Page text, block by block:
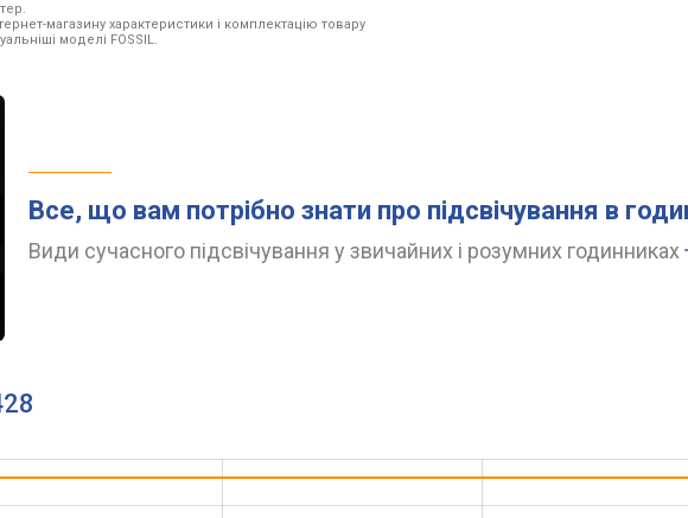
магазину характеристики і комплектацію товару
моделі FOSSIL.
Все, що вам потрібно знати про підсвічування в
Види сучасного підсвічування у звичайних і розумних годинниках